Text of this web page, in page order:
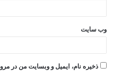
وب‌ سایت
ذخیره نام، ایمیل و وبسایت من در